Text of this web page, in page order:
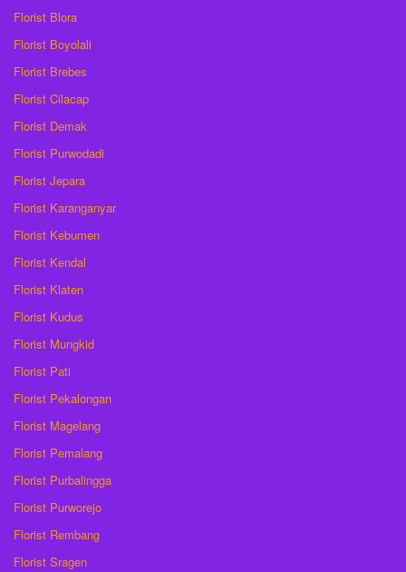
Florist Blora
Florist Boyolali
Florist Brebes
Florist Cilacap
Florist Demak
Florist Purwodadi
Florist Jepara
Florist Karanganyar
Florist Kebumen
Florist Kendal
Florist Klaten
Florist Kudus
Florist Mungkid
Florist Pati
Florist Pekalongan
Florist Magelang
Florist Pemalang
Florist Purbalingga
Florist Purworejo
Florist Rembang
Florist Sragen